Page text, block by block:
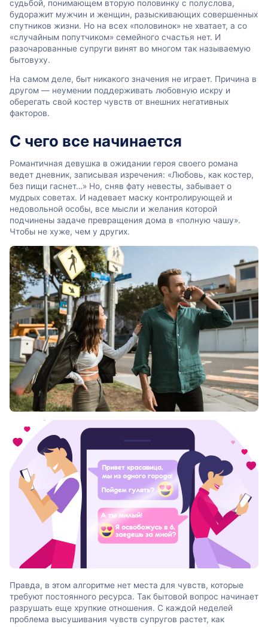
судьбой, понимающем вторую половинку с полуслова,
будоражит мужчин и женщин, разыскивающих совершенных
спутников жизни. Но на всех «половинок» не хватает, а со
«случайным попутчиком» семейного счастья нет. И
разочарованные супруги винят во многом так называемую
бытовуху.
На самом деле, быт никакого значения не играет. Причина в
другом — неумении поддерживать любовную искру и
оберегать свой костер чувств от внешних негативных
факторов.
С чего все начинается
Романтичная девушка в ожидании героя своего романа
ведет дневник, записывая изречения: «Любовь, как костер,
без пищи гаснет…» Но, сняв фату невесты, забывает о
мудрых советах. И надевает маску контролирующей и
недовольной особы, все мысли и желания которой
подчинены задаче превращения дома в «полную чашу».
Чтобы не хуже, чем у других.
Правда, в этом алгоритме нет места для чувств, которые
требуют постоянного ресурса. Так бытовой вопрос начинает
разрушать еще хрупкие отношения. С каждой неделей
проблема высушивания чувств супругов растет, как